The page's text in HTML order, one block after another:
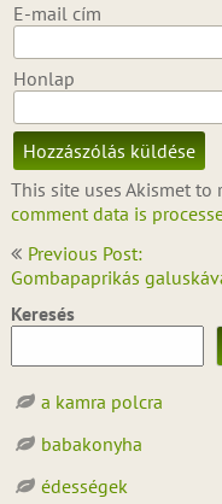
E-mail cím
Honlap
This site uses Akismet to
comment data is
Bejegyzés
navigáció
Previous Post:
Gombapaprikás
Keresés
a kamra polcra
babakonyha
édességek